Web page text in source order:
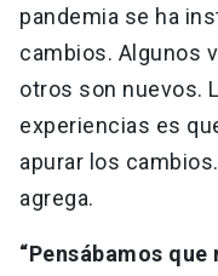
pandemia se ha
cambios. Algunos
otros son nuevos.
experiencias es
apurar los
agrega.
“Pensábamos